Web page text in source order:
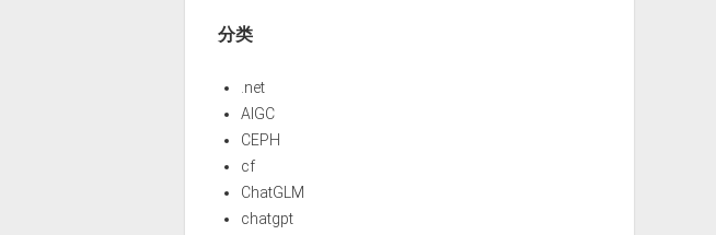
分类
.net
AIGC
CEPH
cf
ChatGLM
chatgpt